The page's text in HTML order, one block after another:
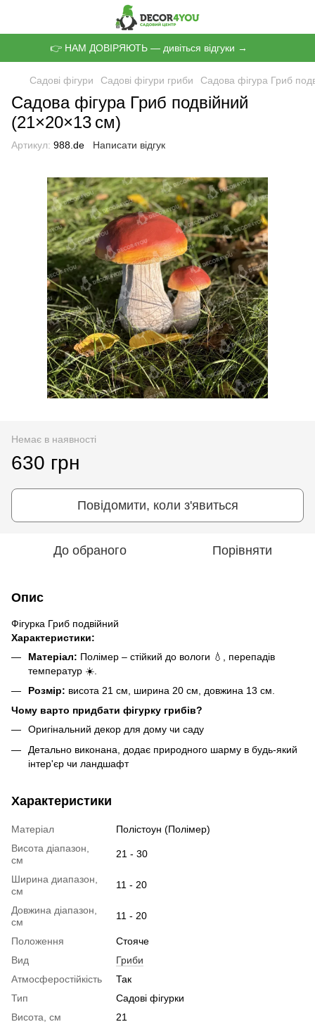
👉 НАМ ДОВІРЯЮТЬ — дивіться відгуки →
Садові фігури Садові фігури гриби Садова фігура Гриб
Садова фігура Гриб подвійний
(21×20×13 см)
Артикул: 988.de Написати відгук
Немає в наявності
630 грн
Повідомити, коли з'явиться
До обраного Порівняти
Опис
Фігурка Гриб подвійний
Характеристики:
Матеріал: Полімер – стійкий до вологи 💧, перепадів
температур ☀️.
Розмір: висота 21 см, ширина 20 см, довжина 13 см.
Чому варто придбати фігурку грибів?
Оригінальний декор для дому чи саду
Детально виконана, додає природного шарму в будь-який
інтер'єр чи ландшафт
Характеристики
Матеріал
Полістоун (Полімер)
Висота діапазон,
см
21 - 30
Ширина диапазон,
см
11 - 20
Довжина діапазон,
см
11 - 20
Положення
Стояче
Вид
Гриби
Атмосферостійкість
Так
Тип
Садові фігурки
Висота, см
21